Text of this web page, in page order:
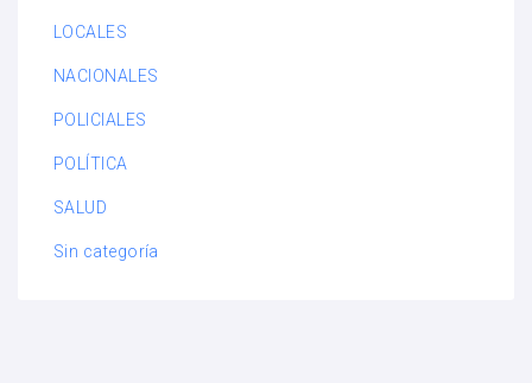
LOCALES
NACIONALES
POLICIALES
POLÍTICA
SALUD
Sin categoría